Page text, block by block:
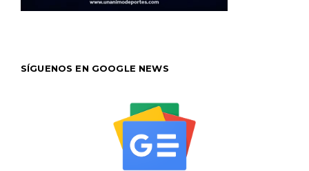
SÍGUENOS EN GOOGLE NEWS